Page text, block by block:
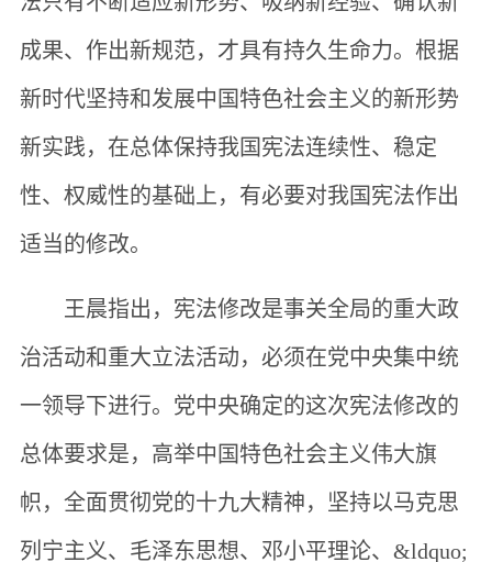
成果、作出新规范，才具有持久生命力。根据
新时代坚持和发展中国特色社会主义的新形势
新实践，在总体保持我国宪法连续性、稳定
性、权威性的基础上，有必要对我国宪法作出
适当的修改。
王晨指出，宪法修改是事关全局的重大政
治活动和重大立法活动，必须在党中央集中统
一领导下进行。党中央确定的这次宪法修改的
总体要求是，高举中国特色社会主义伟大旗
帜，全面贯彻党的十九大精神，坚持以马克思
列宁主义、毛泽东思想、邓小平理论、&ldquo;